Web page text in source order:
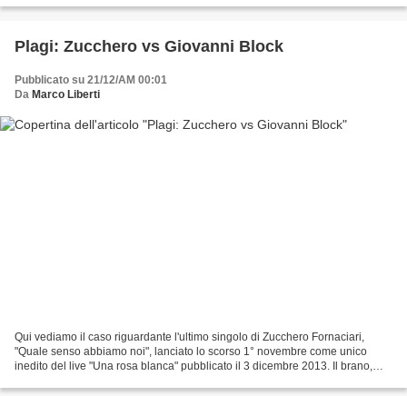
Plagi: Zucchero vs Giovanni Block
Pubblicato su 21/12/AM 00:01
Da Marco Liberti
Qui vediamo il caso riguardante l'ultimo singolo di Zucchero Fornaciari,
"Quale senso abbiamo noi", lanciato lo scorso 1° novembre come unico
inedito del live "Una rosa blanca" pubblicato il 3 dicembre 2013. Il brano,